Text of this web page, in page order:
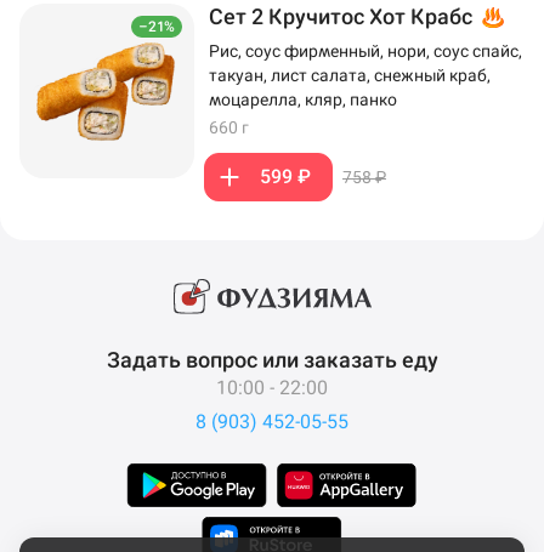
–21% Сет 2 Кручитос Хот Крабс
Рис, соус фирменный, нори, соус спайс,
такуан, лист салата, снежный краб,
моцарелла, кляр, панко
660 г
599 ₽ 758 ₽
Задать вопрос или заказать еду
10:00 - 22:00
8 (903) 452-05-55